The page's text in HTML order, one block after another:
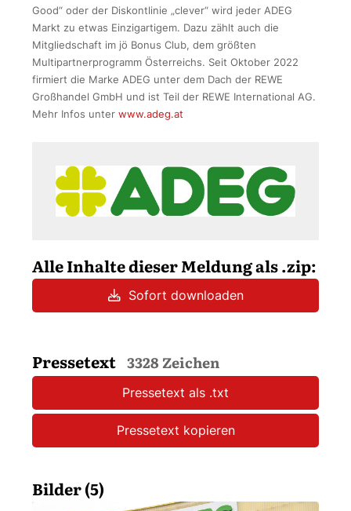
Good“ oder der Diskontlinie „clever“ wird jeder ADEG
Markt zu etwas Einzigartigem. Dazu zählt auch die
Mitgliedschaft im jö Bonus Club, dem größten
Multipartnerprogramm Österreichs. Seit Oktober 2022
firmiert die Marke ADEG unter dem Dach der REWE
Großhandel GmbH und ist Teil der REWE International AG.
Mehr Infos unter www.adeg.at
Alle Inhalte dieser Meldung als .zip:
Sofort downloaden
Pressetext 3328 Zeichen
Pressetext als .txt
Pressetext kopieren
Bilder (5)